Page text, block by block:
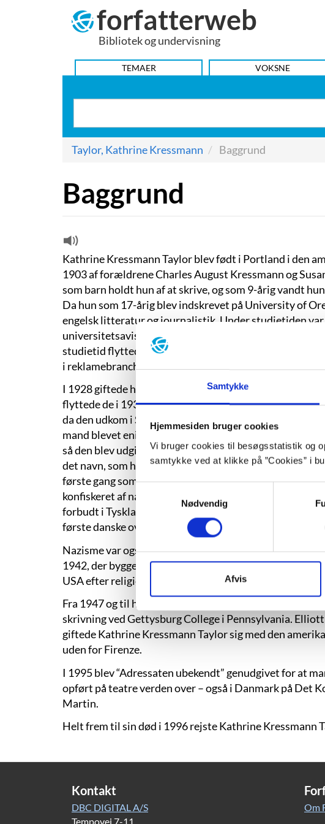
Samtykke
Hjemmesiden bruger cookies
Vi bruger cookies til besøgsstatistik og
samtykke ved at klikke på ”Cookies” i
Nødvendig
Afvis
forfatterweb
Bibliotek og undervisning
HOVEDMENU
TEMAER VOKSNE
Taylor, Kathrine Kressmann Baggrund
Baggrund
Kathrine Kressmann Taylor blev født i Portland i den
1903 af forældrene Charles August Kressmann og
som barn holdt hun af at skrive, og som 9-årig vandt
Da hun som 17-årig blev indskrevet på University of
engelsk litteratur og journalistik. Under studietiden var
universitetsavisen og skrev et teaterstykke, der blev
studietid flyttede hun i 1924 til San Francisco, hvor
i reklamebranchen.
I 1928 giftede hun sig med Elliott Taylor, der ejede et
flyttede de i 1938 til New York, hvor brevromanen
da den udkom i Story Magazine. Magasinredaktøren var
mand blevet enig om, at historien var for stærk til at
så den blev udgivet under navnet Kressmann Taylor
det navn, som hun brugte professionelt resten af sit
første gang som bog, og den blev oversat til flere
konfiskeret af nazisterne, mens den tyske udgave blev
forbudt i Tyskland og først udgivet så sent som i 2001 – i
første danske oversættelse.
Nazisme var også tema i Kathrine Kressmann Taylors
1942, der bygger på historien om den tyske præst
USA efter religiøs forfølgelse fra nazisterne i Tyskland.
Fra 1947 og til hun gik på pension i 1966 underviste
skrivning ved Gettysburg College i Pennsylvania.
giftede Kathrine Kressmann Taylor sig med den
uden for Firenze.
I 1995 blev “Adressaten ubekendt” genudgivet for at
opført på teatre verden over – også i Danmark på Det
Martin.
Helt frem til sin død i 1996 rejste Kathrine Kressmann
Kontakt
DBC DIGITAL A/S
Tempovej 7-11
Om